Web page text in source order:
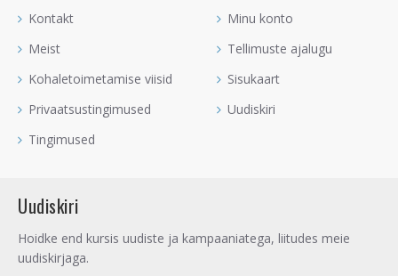
Kontakt
Meist
Kohaletoimetamise viisid
Privaatsustingimused
Tingimused
Minu konto
Tellimuste ajalugu
Sisukaart
Uudiskiri
Uudiskiri
Hoidke end kursis uudiste ja kampaaniatega, liitudes meie
uudiskirjaga.